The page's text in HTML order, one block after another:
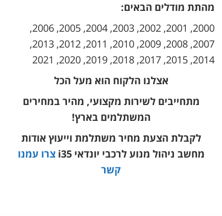
מהתת מודלים הבאים:
2000, 2001, 2002, 2003, 2004, 2005, 2006,
2007, 2008, 2009, 2010, 2011, 2012, 2013,
2014, 2015, 2017, 2018, 2019, 2020, 2021
אצלנו הלקוח הוא מעל הכל
מתחייבים לשירות מקצועי, מהיר במחירים
המשתלמים בארץ!
לקבלת הצעת מחיר משתלמת וייעוץ אודות
מחשב ניהול מנוע לרכבי יונדאי i35
צרו עמנו
קשר